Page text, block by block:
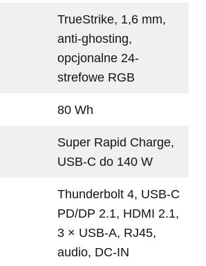
TrueStrike, 1,6 mm,
anti-ghosting,
opcjonalne 24-
strefowe RGB
80 Wh
Super Rapid Charge,
USB-C do 140 W
Thunderbolt 4, USB-C
PD/DP 2.1, HDMI 2.1,
3 × USB-A, RJ45,
audio, DC-IN